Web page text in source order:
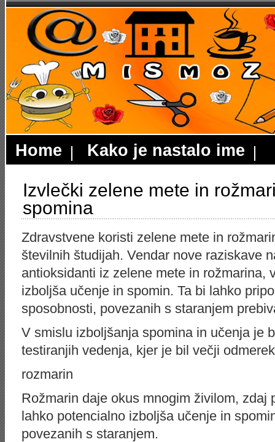
Home Kako je nastalo ime
Izvlečki zelene mete in
spomina
Zdravstvene koristi zelene mete in
številnih študijah. Vendar nove raziskave
antioksidanti iz zelene mete in rožmarina,
izboljša učenje in spomin. Ta bi lahko
sposobnosti, povezanih s staranjem
V smislu izboljšanja spomina in učenja je
testiranjih vedenja, kjer je bil večji
rozmarin
Rožmarin daje okus mnogim živilom, zdaj
lahko potencialno izboljša učenje in
povezanih s staranjem.